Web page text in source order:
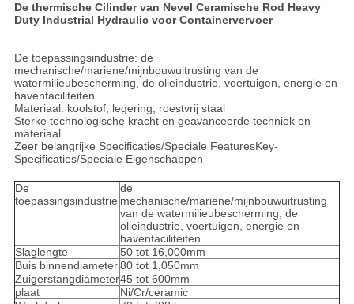
De thermische Cilinder van Nevel Ceramische Rod Heavy
Duty Industrial Hydraulic voor Containervervoer
De toepassingsindustrie: de
mechanische/mariene/mijnbouwuitrusting van de
watermilieubescherming, de olieindustrie, voertuigen, energie en
havenfaciliteiten
Materiaal: koolstof, legering, roestvrij staal
Sterke technologische kracht en geavanceerde techniek en
materiaal
Zeer belangrijke Specificaties/Speciale FeaturesKey-
Specificaties/Speciale Eigenschappen
De
toepassingsindustrie
de
mechanische/mariene/mijnbouwuitrusting
van de watermilieubescherming, de
olieindustrie, voertuigen, energie en
havenfaciliteiten
Slaglengte
50 tot 16,000mm
Buis binnendiameter80 tot 1,050mm
Zuigerstangdiameter45 tot 600mm
plaat
Ni/Cr/ceramic